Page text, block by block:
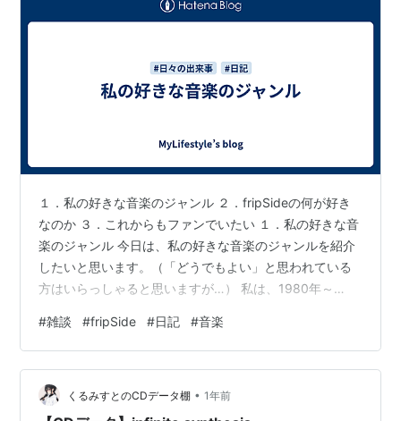
アルバム
infinite synthesis（2010年12月1日）
Decade（2012年12月5日）
infinite synthesis 3（2016年10月5日）
１．私の好きな音楽のジャンル ２．fripSideの何が好き
なのか ３．これからもファンでいたい １．私の好きな音
楽のジャンル 今日は、私の好きな音楽のジャンルを紹介
したいと思います。（「どうでもよい」と思われている
方はいらっしゃると思いますが…） 私は、1980年～
の時にドハマりした"fripSide"さんの曲はよく聞いていま
す。 アニソンは、私が中学生～高校生の時に流行った曲
を今でも聞いています。当時は「涼宮ハルヒの憂鬱」が
大ヒットしたこともあり、「涼宮ハルヒの憂鬱」で唯一
１話のみ使用された挿入歌"God Knows"は今でもカラオ
#雑談 #fripSide #日記 #音楽
くるみすとのCDデータ棚 • 1年前